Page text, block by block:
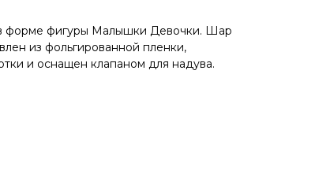
форме фигуры Малышки Девочки. Шар
из фольгированной пленки,
и оснащен клапаном для надува.